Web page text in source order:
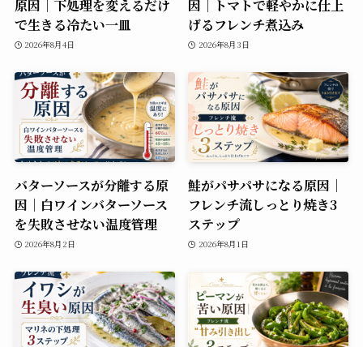
原因｜下処理を変えるだけ
で生きる冷たい一皿
2026年8月4日
因｜トマトで軽やかに仕上
げるフレンチ煮込み
2026年8月3日
バターソースが分離する原
因｜白ワインバターソース
を失敗させない温度管理
2026年8月2日
鮭がパサパサになる原因｜
フレンチ流しっとり焼き3
ステップ
2026年8月1日